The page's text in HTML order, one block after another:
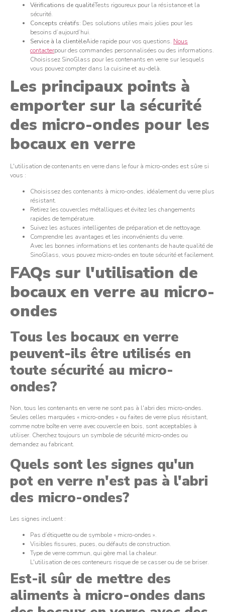
Vérifications de qualitéTests rigoureux pour la résistance et la
sécurité.
Concepts créatifs: Des solutions utiles mais jolies pour les
besoins d’aujourd’hui.
Service à la clientèleAide rapide pour vos questions. Nous
contacterpour des commandes personnalisées ou des informations.
Choisissez SinoGlass pour les contenants en verre sur lesquels
vous pouvez compter dans la cuisine et au-delà.
Les principaux points à
emporter sur la sécurité
des micro-ondes pour les
bocaux en verre
L'utilisation de contenants en verre dans le four à micro-ondes est sûre si
vous :
Choisissez des contenants à micro-ondes, idéalement du verre plus
résistant.
Retirez les couvercles métalliques et évitez les changements
rapides de température.
Suivez les astuces intelligentes de préparation et de nettoyage.
Comprendre les avantages et les inconvénients du verre.
Avec les bonnes informations et les contenants de haute qualité de
SinoGlass, vous pouvez micro-ondes en toute sécurité et facilement.
FAQs sur l'utilisation de
bocaux en verre au micro-
ondes
Tous les bocaux en verre
peuvent-ils être utilisés en
toute sécurité au micro-
ondes?
Non, tous les contenants en verre ne sont pas à l'abri des micro-ondes.
Seules celles marquées « micro-ondes » ou faites de verre plus résistant,
comme notre boîte en verre avec couvercle en bois, sont acceptables à
utiliser. Cherchez toujours un symbole de sécurité micro-ondes ou
demandez au fabricant.
Quels sont les signes qu'un
pot en verre n'est pas à l'abri
des micro-ondes?
Les signes incluent :
Pas d’étiquette ou de symbole « micro-ondes ».
Visibles fissures, puces, ou défauts de construction.
Type de verre commun, qui gère mal la chaleur.
L'utilisation de ces conteneurs risque de se casser ou de se briser.
Est-il sûr de mettre des
aliments à micro-ondes dans